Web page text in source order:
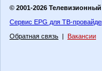
© 2001-2026
Сервис EPG для ТВ-
Обратная связь | Вакансии